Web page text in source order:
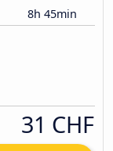
8h 45min
31 CHF